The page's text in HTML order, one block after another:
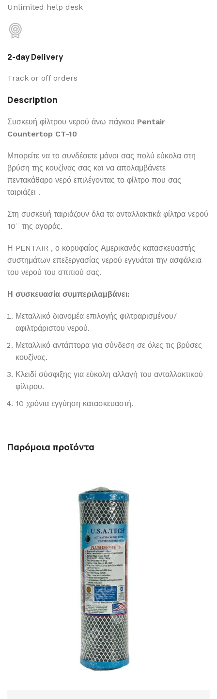
Unlimited help desk
2-day Delivery
Track or off orders
Description
Συσκευή φίλτρου νερού άνω πάγκου Pentair
Countertop CT-10
Μπορείτε να το συνδέσετε μόνοι σας πολύ εύκολα στη
βρύση της κουζίνας σας και να απολαμβάνετε
πεντακάθαρο νερό επιλέγοντας το φίλτρο που σας
ταιριάζει .
Στη συσκευή ταιριάζουν όλα τα ανταλλακτικά φίλτρα νερού
10¨ της αγοράς.
Η PENTAIR , ο κορυφαίος Αμερικανός κατασκευαστής
συστημάτων επεξεργασίας νερού εγγυάται την ασφάλεια
του νερού του σπιτιού σας.
Η συσκευασία συμπεριλαμβάνει:
Μεταλλικό διανομέα επιλογής φιλτραρισμένου/
αφιλτράριστου νερού.
Μεταλλικό αντάπτορα για σύνδεση σε όλες τις βρύσες
κουζίνας.
Κλειδί σύσφιξης για εύκολη αλλαγή του ανταλλακτικού
φίλτρου.
10 χρόνια εγγύηση κατασκευαστή.
Παρόμοια προϊόντα